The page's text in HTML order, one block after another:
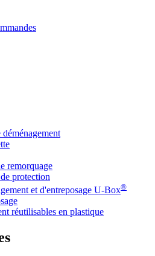
remorquage
protection
et d'entreposage U-Box®
réutilisables en plastique